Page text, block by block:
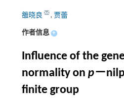
雒晓良 , 贾蕾
作者信息 +
Influence of the
normality on p－
finite group